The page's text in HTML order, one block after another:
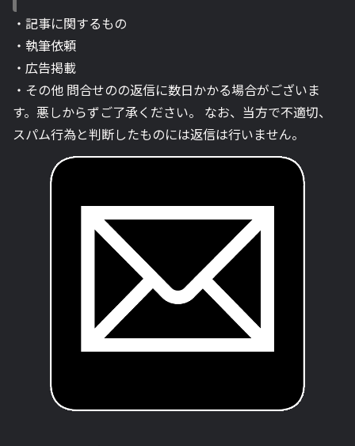
・記事に関するもの
・執筆依頼
・広告掲載
・その他 問合せのの返信に数日かかる場合がございま
す。悪しからずご了承ください。 なお、当方で不適切、
スパム行為と判断したものには返信は行いません。